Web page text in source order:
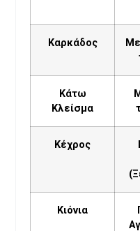
Καρκάδος
Κάτω
Κλείσμα
Κέχρος
Κιόνια